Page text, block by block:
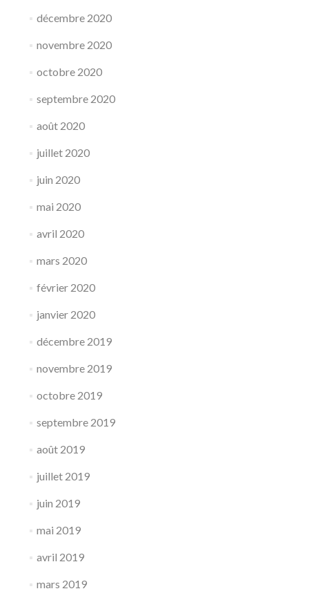
décembre 2020
novembre 2020
octobre 2020
septembre 2020
août 2020
juillet 2020
juin 2020
mai 2020
avril 2020
mars 2020
février 2020
janvier 2020
décembre 2019
novembre 2019
octobre 2019
septembre 2019
août 2019
juillet 2019
juin 2019
mai 2019
avril 2019
mars 2019